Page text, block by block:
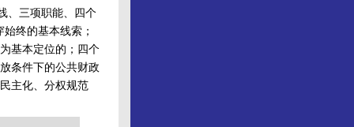
、三项职能、四个
终的基本线索；
基本定位的；四个
条件下的公共财政
主化、分权规范